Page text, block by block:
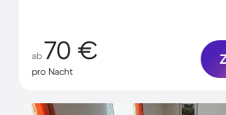
ab 70 €
pro Nacht